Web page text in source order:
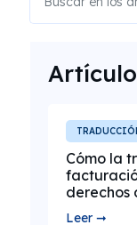
Cómo la
derechos
Leer ➞